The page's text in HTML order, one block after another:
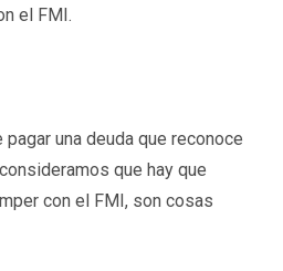
el FMI.
una deuda que reconoce
que hay que
con el FMI, son cosas